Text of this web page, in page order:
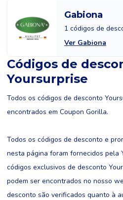
Gabiona
1 códigos de
Ver Gabiona
Códigos de
Yoursurprise
Todos os códigos de desconto
encontrados em Coupon Gorilla.
Todos os códigos de desconto e
nesta página foram fornecidos pela
códigos exclusivos de desconto
podem ser encontrados no nosso
desconto são verificados quanto à